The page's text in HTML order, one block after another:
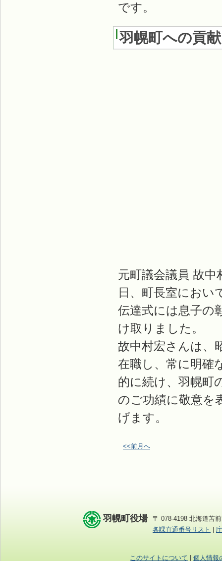
です。
羽幌町への貢
元町議会議員 故
日、町長室におい
伝達式には息子の
け取りました。
故中村宏さんは、
在職し、常に明確
的に続け、羽幌町
のご功績に敬意を
げます。
<<前月へ
羽幌町役場
〒 078-4198 北海道苫
各課直通番号リスト
このサイトについて 個人情報